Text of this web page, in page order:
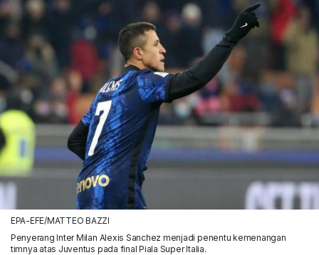
EPA-EFE/MATTEO BAZZI
Penyerang Inter Milan Alexis Sanchez menjadi penentu kemenangan
timnya atas Juventus pada final Piala Super Italia.